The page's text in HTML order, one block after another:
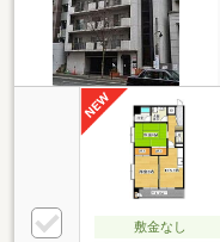
敷金なし